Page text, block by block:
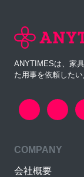
ANYTIMESは、家
た用事を依頼した
COMPANY
会社概要